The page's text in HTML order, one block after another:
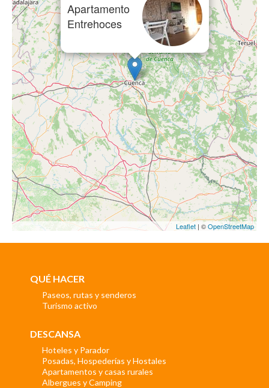
Apartamento
Entrehoces
Leaflet | ©OpenStreetMap
QUÉ HACER
Paseos, rutas y senderos
Turismo activo
DESCANSA
Hoteles y Parador
Posadas, Hospederías y Hostales
Apartamentos y casas rurales
Albergues y Camping